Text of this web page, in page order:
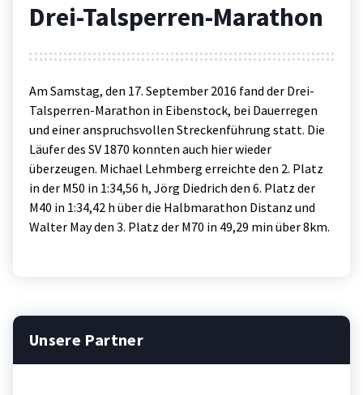
Drei-Talsperren-Marathon
Am Samstag, den 17. September 2016 fand der Drei-
Talsperren-Marathon in Eibenstock, bei Dauerregen
und einer anspruchsvollen Streckenführung statt. Die
Läufer des SV 1870 konnten auch hier wieder
überzeugen. Michael Lehmberg erreichte den 2. Platz
in der M50 in 1:34,56 h, Jörg Diedrich den 6. Platz der
M40 in 1:34,42 h über die Halbmarathon Distanz und
Walter May den 3. Platz der M70 in 49,29 min über 8km.
Unsere Partner